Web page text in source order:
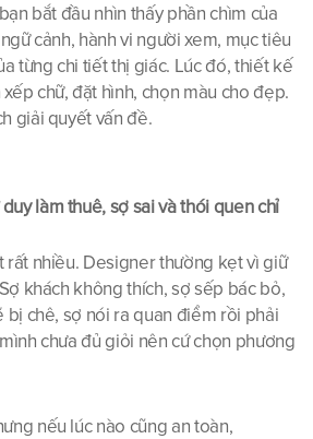
bắt đầu nhìn thấy phần chìm của
cảnh, hành vi người xem, mục tiêu
từng chi tiết thị giác. Lúc đó, thiết kế
chữ, đặt hình, chọn màu cho đẹp.
giải quyết vấn đề.
làm thuê, sợ sai và thói quen chỉ
rất nhiều. Designer thường kẹt vì giữ
khách không thích, sợ sếp bác bỏ,
bị chê, sợ nói ra quan điểm rồi phải
chưa đủ giỏi nên cứ chọn phương
nếu lúc nào cũng an toàn,